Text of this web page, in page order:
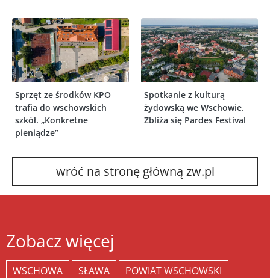
Sprzęt ze środków KPO
trafia do wschowskich
szkół. „Konkretne
pieniądze”
Spotkanie z kulturą
żydowską we Wschowie.
Zbliża się Pardes Festival
wróć na stronę główną zw.pl
Zobacz więcej
WSCHOWA SŁAWA
POWIAT WSCHOWSKI